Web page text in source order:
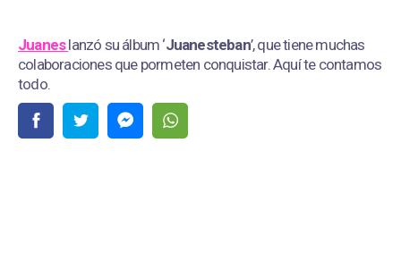
Juaneslanzó su álbum ‘Juanesteban’, que tiene muchas
colaboraciones que pormeten conquistar. Aquí te contamos
todo.